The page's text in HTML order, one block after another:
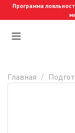
Программа
Главная